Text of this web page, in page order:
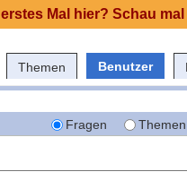
Themen Benutzer
Fragen Themen
Mal hier? Schau